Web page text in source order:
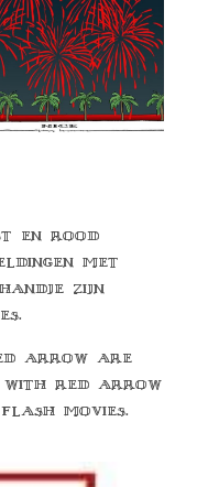
en rood
met
zijn
arrow are
with red arrow
movies.